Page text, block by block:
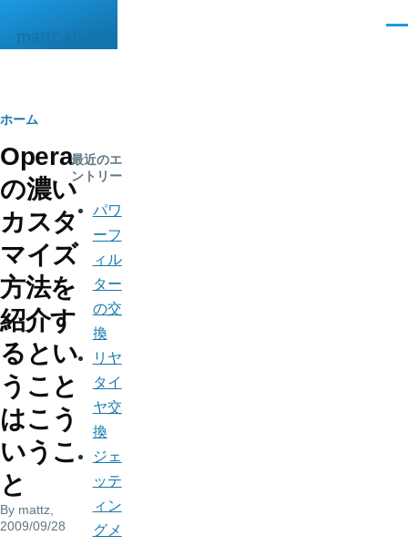
mattz.xii.jp
パ
ン
く
ず
ホーム
Opera
の濃い
カスタ
マイズ
方法を
紹介す
るとい
うこと
はこう
いうこ
と
By mattz
2009/09/28
最近のエ
ントリー
パワ
ーフ
ィル
ター
の交
換
リヤ
タイ
ヤ交
換
ジェ
ッテ
ィン
グメ